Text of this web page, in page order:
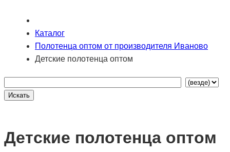
Каталог
Полотенца оптом от производителя Иваново
Детские полотенца оптом
Детские полотенца оптом